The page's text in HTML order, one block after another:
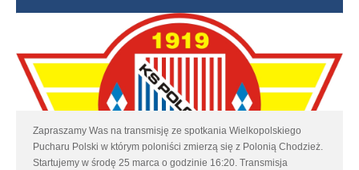
Zapraszamy Was na transmisję ze spotkania Wielkopolskiego
Pucharu Polski w którym poloniści zmierzą się z Polonią Chodzież.
Startujemy w środę 25 marca o godzinie 16:20. Transmisja